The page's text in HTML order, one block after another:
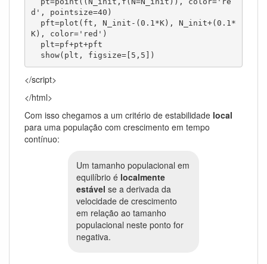
d', pointsize=40)
K), color='red')
  show(plt, figsize=[5,5])
</script>
</html>
Com isso chegamos a um critério de estabilidade local
para uma população com crescimento em tempo
contínuo:
Um tamanho populacional em
equilíbrio é localmente
estável se a derivada da
velocidade de crescimento
em relação ao tamanho
populacional neste ponto for
negativa.